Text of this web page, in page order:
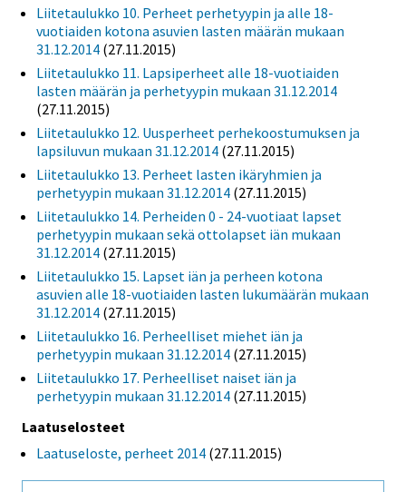
Liitetaulukko 10. Perheet perhetyypin ja alle 18-
vuotiaiden kotona asuvien lasten määrän mukaan
31.12.2014 (27.11.2015)
Liitetaulukko 11. Lapsiperheet alle 18-vuotiaiden
lasten määrän ja perhetyypin mukaan 31.12.2014
(27.11.2015)
Liitetaulukko 12. Uusperheet perhekoostumuksen ja
lapsiluvun mukaan 31.12.2014 (27.11.2015)
Liitetaulukko 13. Perheet lasten ikäryhmien ja
perhetyypin mukaan 31.12.2014 (27.11.2015)
Liitetaulukko 14. Perheiden 0 - 24-vuotiaat lapset
perhetyypin mukaan sekä ottolapset iän mukaan
31.12.2014 (27.11.2015)
Liitetaulukko 15. Lapset iän ja perheen kotona
asuvien alle 18-vuotiaiden lasten lukumäärän mukaan
31.12.2014 (27.11.2015)
Liitetaulukko 16. Perheelliset miehet iän ja
perhetyypin mukaan 31.12.2014 (27.11.2015)
Liitetaulukko 17. Perheelliset naiset iän ja
perhetyypin mukaan 31.12.2014 (27.11.2015)
Laatuselosteet
Laatuseloste, perheet 2014 (27.11.2015)